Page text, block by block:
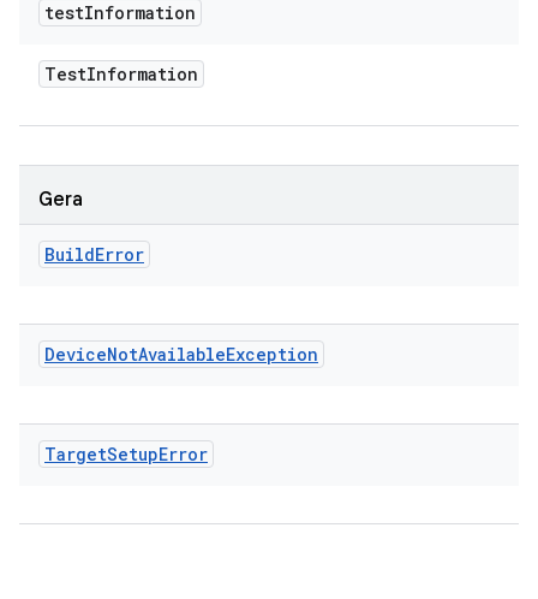
testInformation
TestInformation
Gera
BuildError
DeviceNotAvailableException
TargetSetupError